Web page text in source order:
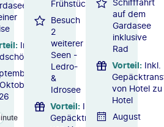
: Inkl.
Frühstück
Besuch
2
weiterer
Seen -
Ledro-
&
Idrosee
Vorteil: Inkl.
Gepäcktransfer
auf dem
Gardasee
inklusive
Rad
Vorteil: Inkl.
von Hotel zu
Hotel
August